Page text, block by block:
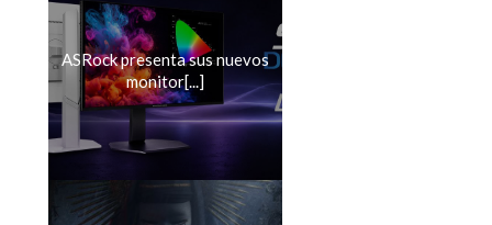
ASRock presenta sus nuevos
monitor[...]